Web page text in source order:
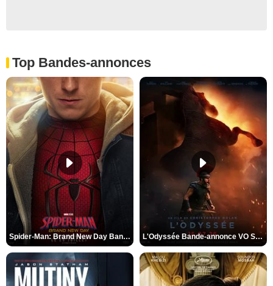
Top Bandes-annonces
Spider-Man: Brand New Day Bande-annonce VO STFR L'Odyssée Bande-annonce VO STFR